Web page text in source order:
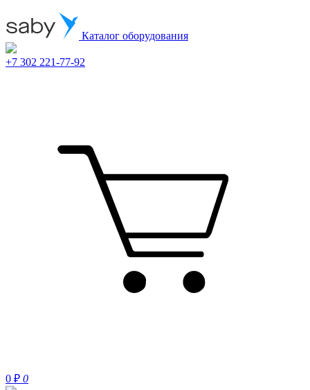
Каталог оборудования
+7 302 221-77-92
0 ₽ 0